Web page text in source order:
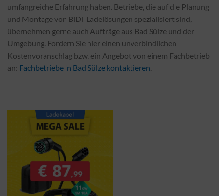
umfangreiche Erfahrung haben. Betriebe, die auf die Planung
und Montage von BiDi-Ladelösungen spezialisiert sind,
übernehmen gerne auch Aufträge aus Bad Sülze und der
Umgebung. Fordern Sie hier einen unverbindlichen
Kostenvoranschlag bzw. ein Angebot von einem Fachbetrieb
an: Fachbetriebe in Bad Sülze kontaktieren.